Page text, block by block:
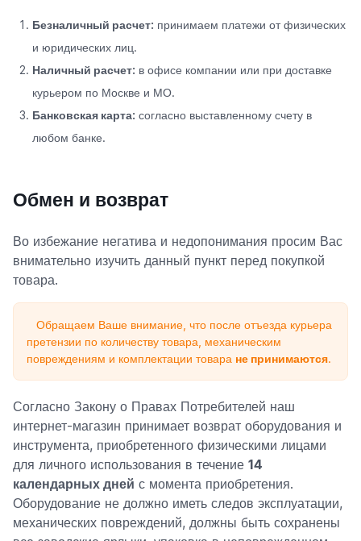
Безналичный расчет: принимаем платежи от физических
и юридических лиц.
Наличный расчет: в офисе компании или при доставке
курьером по Москве и МО.
Банковская карта: согласно выставленному счету в
любом банке.
Обмен и возврат
Во избежание негатива и недопонимания просим Вас
внимательно изучить данный пункт перед покупкой
товара.
Обращаем Ваше внимание, что после отъезда курьера
претензии по количеству товара, механическим
повреждениям и комплектации товара не принимаются.
Согласно Закону о Правах Потребителей наш
интернет-магазин принимает возврат оборудования и
инструмента, приобретенного физическими лицами
для личного использования в течение 14
календарных дней с момента приобретения.
Оборудование не должно иметь следов эксплуатации,
механических повреждений, должны быть сохранены